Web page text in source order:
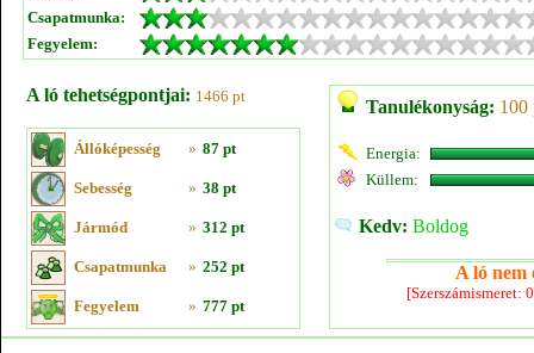
Csapatmunka:
Fegyelem:
A ló tehetségpontjai: 1466 pt
Állóképesség » 87 pt
Sebesség » 38 pt
Jármód » 312 pt
Csapatmunka » 252 pt
Fegyelem » 777 pt
Tanulékonyság: 100
Energia:
Küllem:
Kedv: Boldog
A ló nem
[Szerszámismeret: